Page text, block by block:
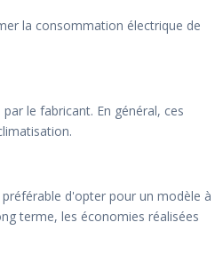
la consommation électrique de
le fabricant. En général, ces
d'opter pour un modèle à
terme, les économies réalisées